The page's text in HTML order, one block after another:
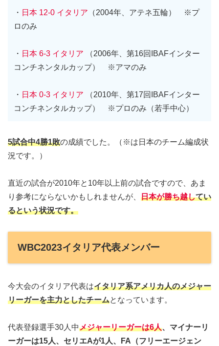
・ 日本 12-0 イタリア （2004年、アテネ五輪） ※プ
ロのみ
・ 日本 6-3 イタリア （2006年、第16回IBAFインター
コンチネンタルカップ） ※アマのみ
・ 日本 0-3 イタリア
（2010年、第17回IBAFインター
コンチネンタルカップ） ※プロのみ（若手中心）
5試合中4勝1敗の成績でした。（※は日本のチーム編成状
況です。）
直近の試合が2010年と10年以上前の試合ですので、あま
り参考にならないかもしれませんが、 日本が勝ち越してい
るという状況です。
WBC2023イタリア代表メンバー
今大会のイタリア代表はイタリア系アメリカ人のメジャー
リーガーを主力としたチームとなっています。
代表登録選手30人中メジャーリーガーは6人、マイナーリ
ーガーは15人、セリエAが1人、FA（フリーエージェン